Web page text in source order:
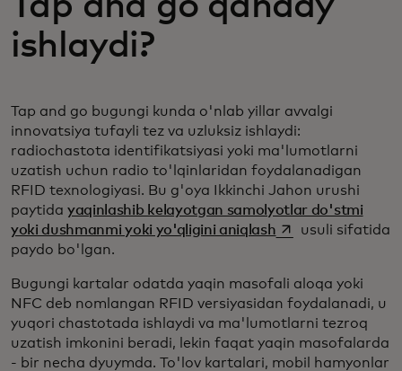
ishlaydi?
Tap and go bugungi kunda o'nlab yillar avvalgi
innovatsiya tufayli tez va uzluksiz ishlaydi:
radiochastota identifikatsiyasi yoki ma'lumotlarni
uzatish uchun radio to'lqinlaridan foydalanadigan
RFID texnologiyasi. Bu g'oya Ikkinchi Jahon urushi
paytida yaqinlashib kelayotgan samolyotlar do'stmi
yoki dushmanmi yoki yo'qligini aniqlashopens in a new tab
usuli sifatida
paydo bo'lgan.
Bugungi kartalar odatda yaqin masofali aloqa yoki
NFC deb nomlangan RFID versiyasidan foydalanadi, u
yuqori chastotada ishlaydi va ma'lumotlarni tezroq
uzatish imkonini beradi, lekin faqat yaqin masofalarda
- bir necha dyuymda. To'lov kartalari, mobil hamyonlar